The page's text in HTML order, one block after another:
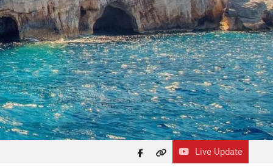
Live Update
facebook
themefreesia